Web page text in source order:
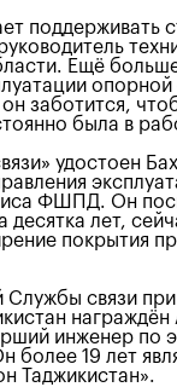
поддерживать
Ещё
он заботится,
была в
удостоен
ФШПД. Он
десятка лет,
покрытия
связи при
инженер по
более 19 лет
Таджикистан».